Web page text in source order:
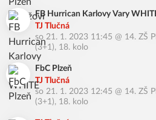
FB Hurrican Karlovy Vary
TJ Tlučná
so 21. 1. 2023 11:45 @ 14. ZŠ
(3+1), 18. kolo
FbC Plzeň
TJ Tlučná
so 21. 1. 2023 12:45 @ 14. ZŠ
(3+1), 18. kolo